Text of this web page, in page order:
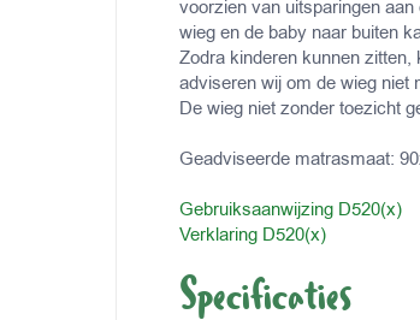
voorzien van uitsparingen
wieg en de baby naar buiten
Zodra kinderen kunnen
adviseren wij om de wieg niet
De wieg niet zonder toezicht
Geadviseerde matrasmaat:
Gebruiksaanwijzing D520(x)
Verklaring D520(x)
Specificaties